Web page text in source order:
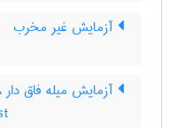
آزمایش غیر مخرب
آزمایش میله فاق